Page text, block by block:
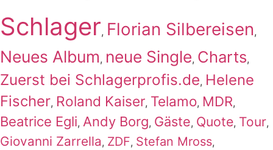
Schlager, Florian Silbereisen,
Neues Album, neue Single, Charts,
Zuerst bei Schlagerprofis.de, Helene
Fischer, Roland Kaiser, Telamo, MDR,
Beatrice Egli, Andy Borg, Gäste, Quote, Tour,
Giovanni Zarrella, ZDF, Stefan Mross,